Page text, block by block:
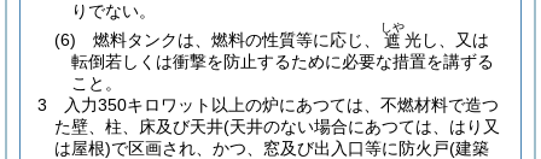
りでない。
(6)
燃料タンクは、燃料の性質等に応じ、 遮
しや
光し、又は
転倒若しくは衝撃を防止するために必要な措置を講ずる
こと。
3
入力350キロワット以上の炉にあつては、不燃材料で造つ
た壁、柱、床及び天井(天井のない場合にあつては、はり又
は屋根)で区画され、かつ、窓及び出入口等に防火戸(建築